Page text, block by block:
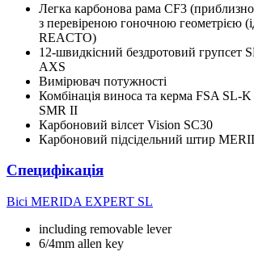
Легка карбонова рама CF3
з перевіреною гоночною геометрією
REACTO)
12-швидкісний бездротовий групсет
AXS
Вимірювач потужності
Комбінація виноса та керма FSA SL-
SMR II
Карбоновий вілсет Vision SC30
Карбоновий підсідельний штир
Специфікація
Вісі MERIDA EXPERT SL
including removable lever
6/4mm allen key